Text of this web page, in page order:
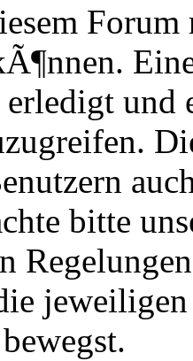
und
bitte